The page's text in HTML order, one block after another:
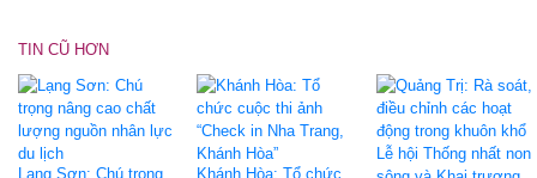
TIN CŨ HƠN
Lạng Sơn: Chú trọng
Khánh Hòa: Tổ chức